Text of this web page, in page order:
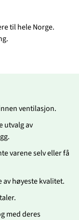
til hele Norge.
ventilasjon.
utvalg av
varene selv eller få
høyeste kvalitet.
med deres